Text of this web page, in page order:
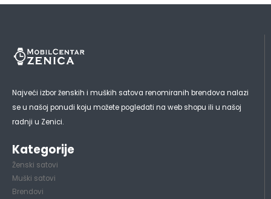
Najveći izbor ženskih i muških satova renomiranih brendova nalazi
se u našoj ponudi koju možete pogledati na web shopu ili u našoj
radnji u Zenici.
Kategorije
Ženski satovi
Muški satovi
Brendovi